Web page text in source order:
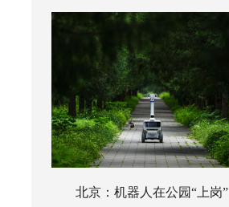
北京：机器人在公园“上岗”